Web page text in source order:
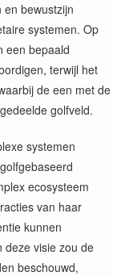
bewustzijn
systemen. Op
een bepaald
terwijl het
de een met de
golfveld.
systemen
ecosysteem
van haar
kunnen
deze visie zou de
beschouwd,